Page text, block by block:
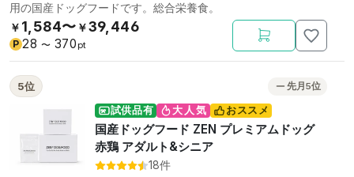
用の国産ドッグフードです。総合栄養食。
￥ 1,584〜 ￥39,446
P 28 〜 370 pt
5位 先月5位
試供品有 大人気 おススメ
国産ドッグフード ZEN プレミアムドッグ
赤鶏 アダルト&シニア
18件